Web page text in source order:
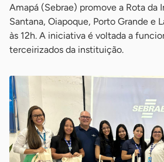
Amapá (Sebrae) promove a Rota da
Santana, Oiapoque, Porto Grande e
às 12h. A iniciativa é voltada a
terceirizados da instituição.